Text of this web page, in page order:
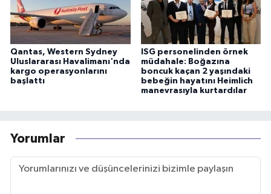
Qantas, Western Sydney
Uluslararası Havalimanı'nda
kargo operasyonlarını
başlattı
ISG personelinden örnek
müdahale: Boğazına
boncuk kaçan 2 yaşındaki
bebeğin hayatını Heimlich
manevrasıyla kurtardılar
Yorumlar